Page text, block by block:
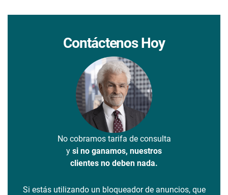
Contáctenos Hoy
No cobramos tarifa de consulta
y si no ganamos, nuestros
clientes no deben nada.
Si estás utilizando un bloqueador de anuncios, que